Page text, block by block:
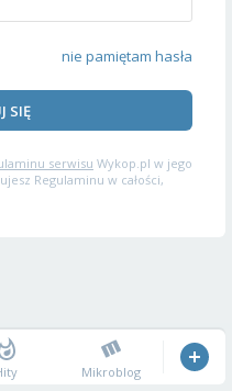
nie pamiętam hasła
SIĘ
serwisu Wykop.pl w jego
Regulaminu w całości,
Mikroblog